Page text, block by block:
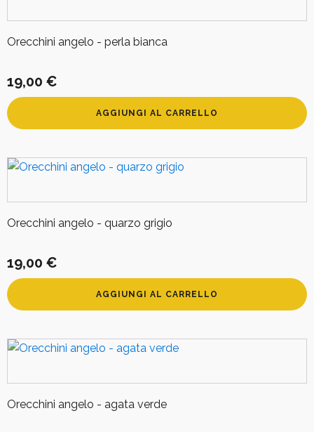
Orecchini angelo - perla bianca
19,00 €
AGGIUNGI AL CARRELLO
Orecchini angelo - quarzo grigio
19,00 €
AGGIUNGI AL CARRELLO
Orecchini angelo - agata verde